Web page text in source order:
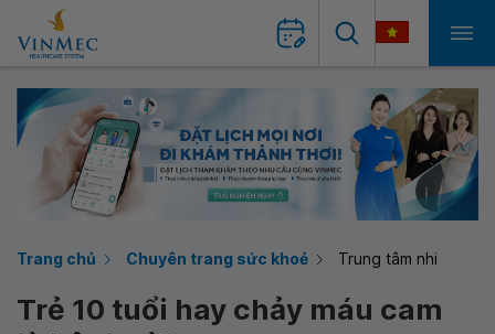
Trang chủ Chuyên trang sức khoẻ Trung tâm nhi
Trẻ 10 tuổi hay chảy máu cam